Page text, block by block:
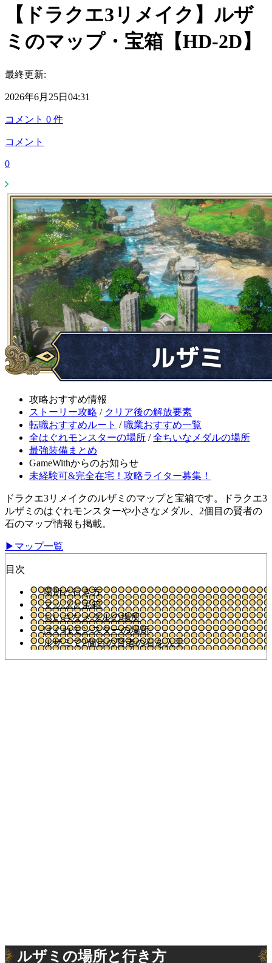
【ドラクエ3リメイク】ルザ
ミのマップ・宝箱【HD-2D】
最終更新:
2026年6月25日04:31
コメント 0 件
コメント
0
攻略おすすめ情報
ストーリー攻略 / クリア後の解放要素
転職おすすめルート /職業おすすめ一覧
全はぐれモンスターの場所 /全ちいなメダルの場所
最強装備まとめ
GameWithからのお知らせ
未経験可&完全在宅！攻略ライター募集！
ドラクエ3リメイクのルザミのマップと宝箱です。ドラクエ3
ルザミのはぐれモンスターや小さなメダル、2個目の賢者の
石のマップ情報も掲載。
▶マップ一覧
目次
場所と行き方
マップと宝箱
ちいさなメダルの場所
はぐれモンスターの場所
ルザミで2個目の賢者の石を入手
ルザミの場所と行き方